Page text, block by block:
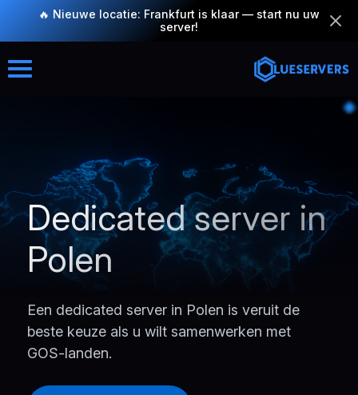
🔥 Nieuwe locatie: Frankfurt is klaar — start nu uw
server!
Dedicated server in
Polen
Een dedicated server in Polen is veruit de
beste keuze als u wilt samenwerken met
GOS-landen.